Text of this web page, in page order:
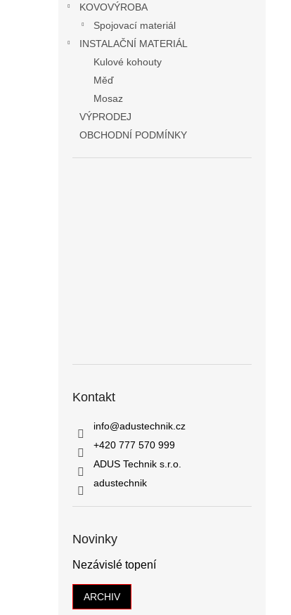
KOVOVÝROBA
Spojovací materiál
INSTALAČNÍ MATERIÁL
Kulové kohouty
Měď
Mosaz
VÝPRODEJ
OBCHODNÍ PODMÍNKY
Kontakt
info@adustechnik.cz
+420 777 570 999
ADUS Technik s.r.o.
adustechnik
Novinky
Nezávislé topení
ARCHIV